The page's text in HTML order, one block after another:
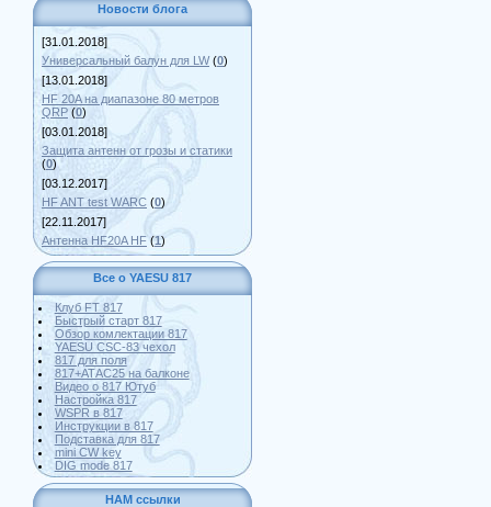
Новости блога
[31.01.2018]
Универсальный балун для LW (0)
[13.01.2018]
HF 20A на диапазоне 80 метров
QRP (0)
[03.01.2018]
Защита антенн от грозы и статики
(0)
[03.12.2017]
HF ANT test WARC (0)
[22.11.2017]
Антенна HF20A HF (1)
Все о YAESU 817
Клуб FT 817
Быстрый старт 817
Обзор комлектации 817
YAESU CSC-83 чехол
817 для поля
817+АТАС25 на балконе
Видео о 817 Ютуб
Настройка 817
WSPR в 817
Инструкции в 817
Подставка для 817
mini CW key
DIG mode 817
HAM ссылки